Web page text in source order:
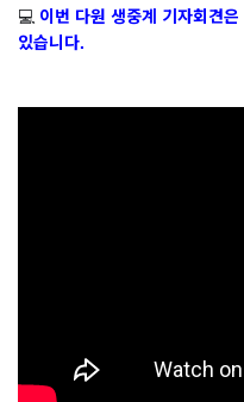
💻 이번 다원 생중계 기자회견
있습니다.